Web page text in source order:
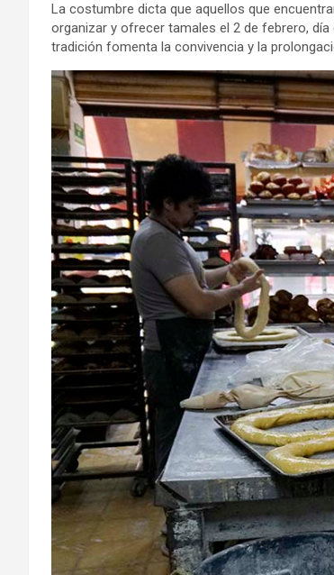
La costumbre dicta que aquellos que
organizar y ofrecer tamales el 2 de febrero,
tradición fomenta la convivencia y la